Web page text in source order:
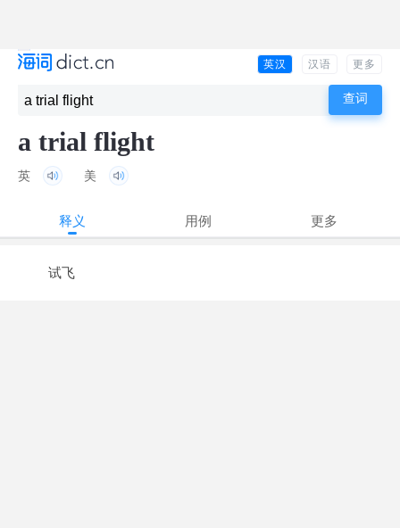
英汉 汉语 更多
a trial flight
英 美
释义 用例 更多
试飞